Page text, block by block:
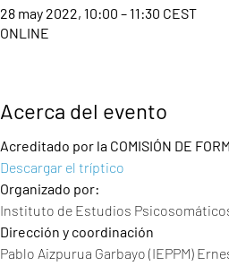
28 may 2022, 10:00 – 11:30 CEST
ONLINE
Acerca del evento
Acreditado por la COMISIÓN DE
Descargar el tríptico
Organizado por:
Instituto de Estudios
Dirección y coordinación
Pablo Aizpurua Garbayo (IEPPM)